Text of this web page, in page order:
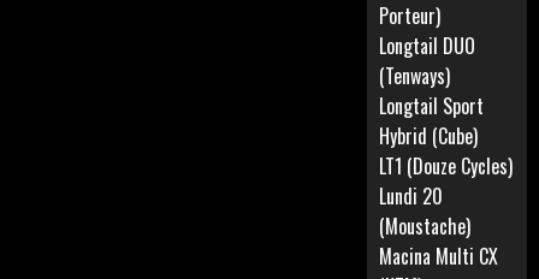
Porteur)
Longtail DUO
(Tenways)
Longtail Sport
Hybrid (Cube)
LT1 (Douze Cycles)
Lundi 20
(Moustache)
Macina Multi CX